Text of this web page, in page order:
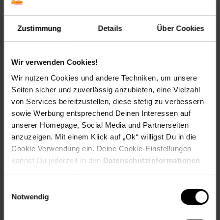
Zustimmung Details Über Cookies
Wir verwenden Cookies!
Wir nutzen Cookies und andere Techniken, um unsere
Seiten sicher und zuverlässig anzubieten, eine Vielzahl
von Services bereitzustellen, diese stetig zu verbessern
sowie Werbung entsprechend Deinen Interessen auf
unserer Homepage, Social Media und Partnerseiten
anzuzeigen. Mit einem Klick auf „Ok“ willigst Du in die
Cookie Verwendung ein. Deine Cookie-Einstellungen
kannst Du jederzeit in den Datenschutzinformationen
ändern bzw. widerrufen.
Notwendig
Blattform: Rundlich
Standortempfehlung: Halbschattig, feucht
Lichtbedarf: Halbschattig-Schattig
Wasserbedarf: Mittel
Rückschnitt: Kein Rückschnitt erforderlich
Schnittverträglichkeit: Schlecht
Bodenansprüche: humos und feucht
Nährstoffgehalt: Gering
Frosthärte: bis -23 °C
Verwendung: Am Teichrand,Im Staudenbeet,An
Bachläufen,Bodendecker, Frühlingsgarten, Schattenpflanze,
Unterpflanzung, Naturgarten.
Eigenschaften